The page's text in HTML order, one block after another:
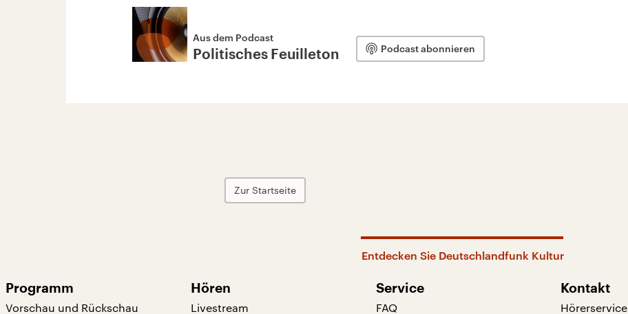
Aus dem Podcast
Politisches Feuilleton Podcast abonnieren
Zur Startseite
Entdecken Sie Deutschlandfunk Kultur
Programm
Vorschau und Rückschau
Hören
Livestream
Service
FAQ
Kontakt
Hörerservice